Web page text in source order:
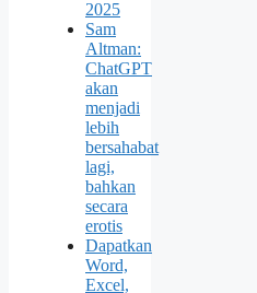
2025
Sam
Altman:
ChatGPT
akan
menjadi
lebih
bersahabat
lagi,
bahkan
secara
erotis
Dapatkan
Word,
Excel,